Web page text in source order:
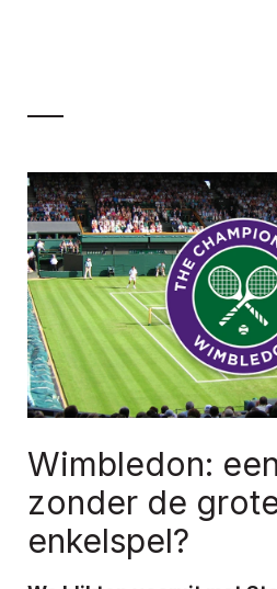
Wimbledon:
zonder de
enkelspel?